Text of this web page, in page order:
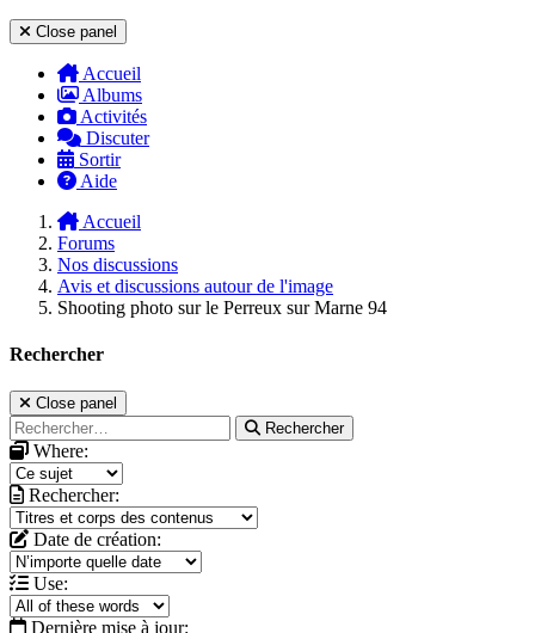
Close panel
Accueil
Albums
Activités
Discuter
Sortir
Aide
Accueil
Forums
Nos discussions
Avis et discussions autour de l'image
Shooting photo sur le Perreux sur Marne 94
Rechercher
Close panel
Rechercher
Where:
Rechercher:
Date de création:
Use:
Dernière mise à jour: